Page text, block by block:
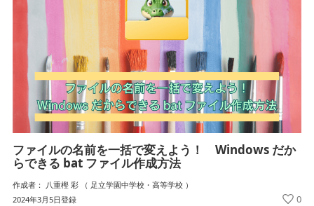
ファイルの名前を一括で変えよう！ Windows だか
らできる bat ファイル作成方法
作成者： 八重樫 彩 （ 足立学園中学校・高等学校 ）
2024年3月5日登録
0